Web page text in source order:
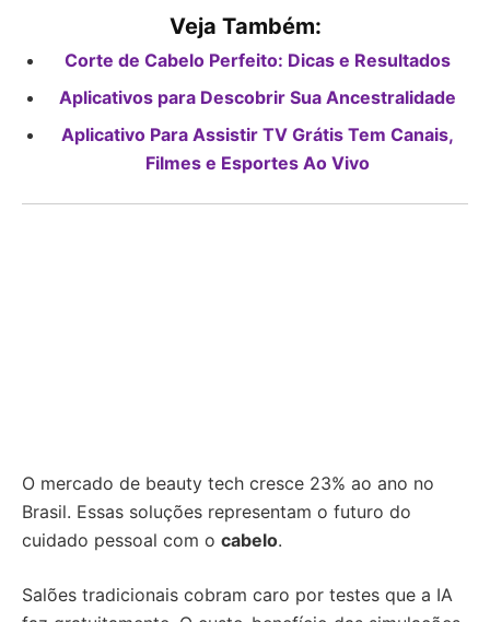
Veja Também:
Corte de Cabelo Perfeito: Dicas e Resultados
Aplicativos para Descobrir Sua Ancestralidade
Aplicativo Para Assistir TV Grátis Tem Canais,
Filmes e Esportes Ao Vivo
O mercado de beauty tech cresce 23% ao ano no
Brasil. Essas soluções representam o futuro do
cuidado pessoal com o cabelo.
Salões tradicionais cobram caro por testes que a IA